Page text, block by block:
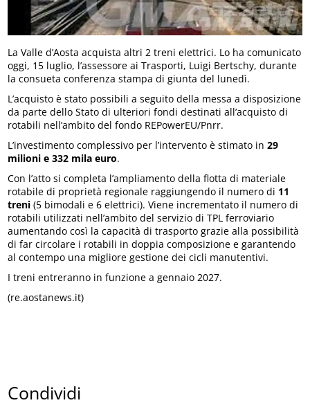
La Valle d’Aosta acquista altri 2 treni elettrici. Lo ha comunicato
oggi, 15 luglio, l’assessore ai Trasporti, Luigi Bertschy, durante
la consueta conferenza stampa di giunta del lunedì.
L’acquisto è stato possibili a seguito della messa a disposizione
da parte dello Stato di ulteriori fondi destinati all’acquisto di
rotabili nell’ambito del fondo REPowerEU/Pnrr.
L’investimento complessivo per l’intervento è stimato in29
milioni e 332 mila euro.
Con l’atto si completa l’ampliamento della flotta di materiale
rotabile di proprietà regionale raggiungendo il numero di 11
treni (5 bimodali e 6 elettrici). Viene incrementato il numero di
rotabili utilizzati nell’ambito del servizio di TPL ferroviario
aumentando così la capacità di trasporto grazie alla possibilità
di far circolare i rotabili in doppia composizione e garantendo
al contempo una migliore gestione dei cicli manutentivi.
I treni entreranno in funzione a gennaio 2027.
(re.aostanews.it)
Condividi